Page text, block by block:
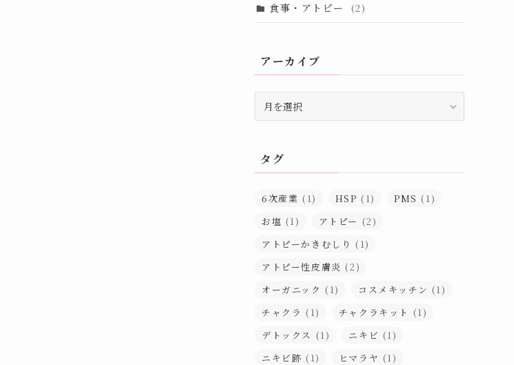
食事・アトピー (2)
アーカイブ
ー
ブ
タグ
6次産業 (1) HSP (1) PMS (1)
お塩 (1) アトピー (2)
アトピーかきむしり (1)
アトピー性皮膚炎 (2)
オーガニック (1) コスメキッチン (1)
チャクラ (1) チャクラキット (1)
デトックス (1) ニキビ (1)
ニキビ跡 (1) ヒマラヤ (1)